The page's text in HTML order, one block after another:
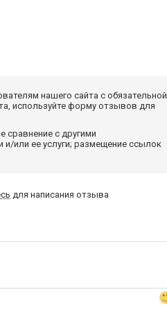
нашего сайта с обязательной
используйте форму отзывов для
сравнение с другими
или ее услуги; размещение ссылок
для написания отзыва